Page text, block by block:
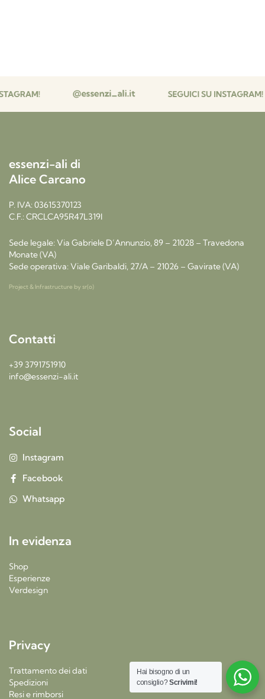
essenzi-ali di
Alice Carcano
P. IVA: 03615370123
C.F.: CRCLCA95R47L319I
Sede legale: Via Gabriele D’Annunzio, 89 – 21028 – Travedona
Monate (VA)
Sede operativa: Viale Garibaldi, 27/A – 21026 – Gavirate (VA)
Project & Infrastructure by sr(o)
Contatti
+39 3791751910
info@essenzi-ali.it
Social
Instagram
Facebook
Whatsapp
In evidenza
Shop
Esperienze
Verdesign
Privacy
Trattamento dei dati
Spedizioni
Resi e rimborsi
Hai bisogno di un
consiglio?Scrivimi!